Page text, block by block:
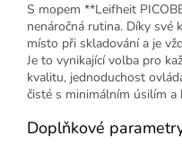
S mopem **Leifheit
nenáročná rutina. Díky své
místo při skladování a je
Je to vynikající volba pro
kvalitu, jednoduchost
čisté s minimálním úsilím a
Doplňkové